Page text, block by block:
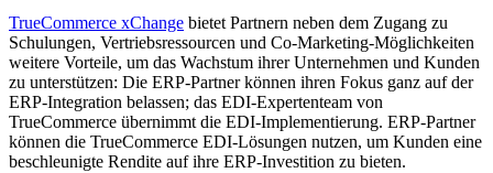
TrueCommerce xChange bietet Partnern neben dem Zugang zu
Schulungen, Vertriebsressourcen und Co-Marketing-Möglichkeiten
weitere Vorteile, um das Wachstum ihrer Unternehmen und Kunden
zu unterstützen: Die ERP-Partner können ihren Fokus ganz auf der
ERP-Integration belassen; das EDI-Expertenteam von
TrueCommerce übernimmt die EDI-Implementierung. ERP-Partner
können die TrueCommerce EDI-Lösungen nutzen, um Kunden eine
beschleunigte Rendite auf ihre ERP-Investition zu bieten.